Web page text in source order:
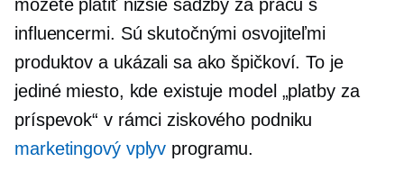
môžete platiť nižšie sadzby za prácu s
influencermi. Sú skutočnými osvojiteľmi
produktov a ukázali sa ako špičkoví. To je
jediné miesto, kde existuje model „platby za
príspevok“ v rámci ziskového podniku
marketingový vplyv programu.